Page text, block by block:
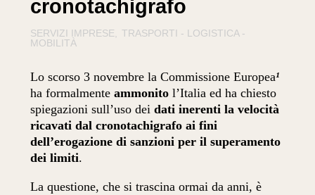
cronotachigrafo
SERVIZI IMPRESE
TRASPORTI - LOGISTICA -
MOBILITÀ
Lo scorso 3 novembre la Commissione Europea¹
ha formalmenteammonito l’Italia ed ha chiesto
spiegazioni sull’uso deidati inerenti la velocità
ricavati dal cronotachigrafo ai fini
dell’erogazione di sanzioni per il superamento
dei limiti.
La questione, che si trascina ormai da anni, è